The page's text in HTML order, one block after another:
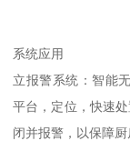
系统应用
立报警系统：智能
平台，定位，快速
闭并报警，以保障